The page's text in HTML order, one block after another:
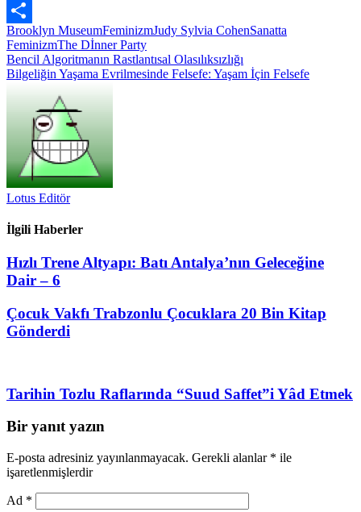
Twitter
Share
Brooklyn MuseumFeminizmJudy Sylvia CohenSanatta
FeminizmThe Dİnner Party
Yazı
gezinmesi
Bencil Algoritmanın Rastlantısal Olasılıksızlığı
Bilgeliğin Yaşama Evrilmesinde Felsefe: Yaşam İçin Felsefe
Lotus Editör
İlgili Haberler
Hızlı Trene Altyapı: Batı Antalya’nın Geleceğine
Dair – 6
Çocuk Vakfı Trabzonlu Çocuklara 20 Bin Kitap
Gönderdi
Tarihin Tozlu Raflarında “Suud Saffet”i Yâd Etmek
Bir yanıt yazın
E-posta adresiniz yayınlanmayacak. Gerekli alanlar * ile
işaretlenmişlerdir
Ad *